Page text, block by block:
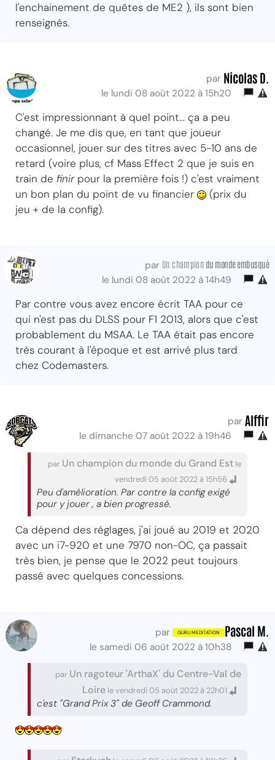
l'enchainement de quêtes de ME2 ), ils sont bien
renseignés.
par Nicolas D.
le lundi 08 août 2022 à 15h20
C'est impressionnant à quel point... ça a peu
changé. Je me dis que, en tant que joueur
occasionnel, jouer sur des titres avec 5-10 ans de
retard (voire plus, cf Mass Effect 2 que je suis en
train de finirpour la première fois !) c'est vraiment
un bon plan du point de vu financier
(prix du
jeu + de la config).
par Un champion du monde embusqué
le lundi 08 août 2022 à 14h49
Par contre vous avez encore écrit TAA pour ce
qui n'est pas du DLSS pour F1 2013, alors que c'est
probablement du MSAA. Le TAA était pas encore
très courant à l'époque et est arrivé plus tard
chez Codemasters.
par Alffir
le dimanche 07 août 2022 à 19h46
par Un champion du monde du Grand Est le
vendredi 05 août 2022 à 15h56
Peu d'amélioration. Par contre la config exigé
pour y jouer , a bien progressé.
Ca dépend des réglages, j'ai joué au 2019 et 2020
avec un i7-920 et une 7970 non-OC, ça passait
très bien, je pense que le 2022 peut toujours
passé avec quelques concessions.
par Pascal M.
le samedi 06 août 2022 à 10h38
par Un ragoteur 'ArthaX' du Centre-Val de
Loire le vendredi 05 août 2022 à 22h01
c'est "Grand Prix 3" de Geoff Crammond.